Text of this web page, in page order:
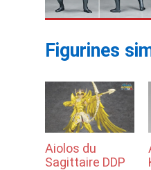
Figurines
Aiolos du
Sagittaire DDP